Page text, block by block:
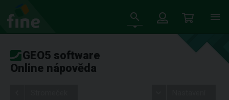
GEO5 software
Online nápověda